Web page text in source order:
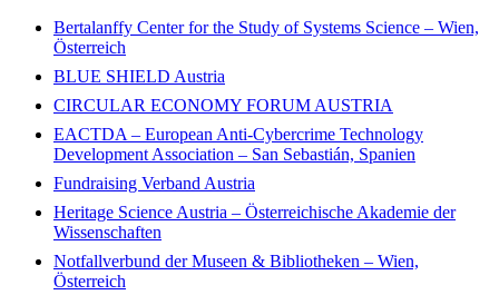
Bertalanffy Center for the Study of Systems Science – Wien,
Österreich
BLUE SHIELD Austria
CIRCULAR ECONOMY FORUM AUSTRIA
EACTDA – European Anti-Cybercrime Technology
Development Association – San Sebastián, Spanien
Fundraising Verband Austria
Heritage Science Austria – Österreichische Akademie der
Wissenschaften
Notfallverbund der Museen & Bibliotheken – Wien,
Österreich